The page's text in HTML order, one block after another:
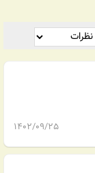
1402/09/25